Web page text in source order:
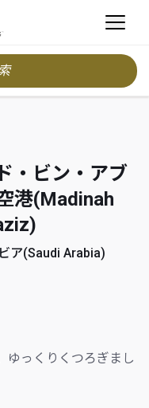
・ビン・アブ
港(Madinah
ア(Saudi Arabia)
ゆっくりくつろぎまし